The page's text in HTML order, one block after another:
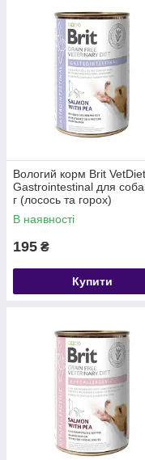
Вологий корм Brit
Gastrointestinal для
г (лосось та горох)
В наявності
195 ₴
Купити